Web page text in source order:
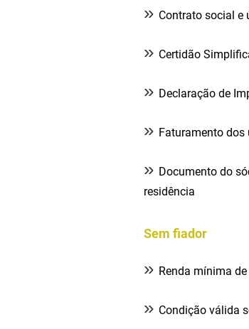
» Contrato social e
» Certidão
» Declaração de
» Faturamento
» Documento do
residência
Sem fiador
» Renda mínima
» Condição válida